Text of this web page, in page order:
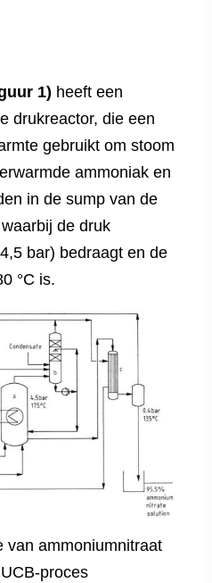
1) heeft een
drukreactor, die een
gebruikt om stoom
ammoniak en
in de sump van de
de druk
bar) bedraagt ​​en de
°C is.
van ammoniumnitraat
proces